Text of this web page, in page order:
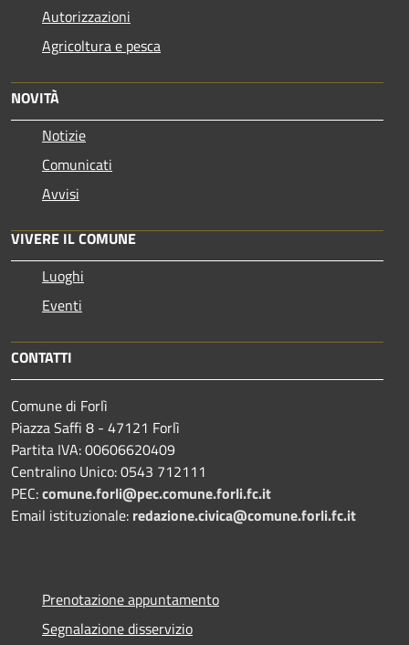
Autorizzazioni
Agricoltura e pesca
NOVITÀ
Notizie
Comunicati
Avvisi
VIVERE IL COMUNE
Luoghi
Eventi
CONTATTI
Comune di Forlì
Piazza Saffi 8 - 47121 Forlì
Partita IVA: 00606620409
Centralino Unico: 0543 712111
PEC:comune.forli@pec.comune.forli.fc.it
Email istituzionale: redazione.civica@comune.forli.fc.it
Prenotazione appuntamento
Segnalazione disservizio